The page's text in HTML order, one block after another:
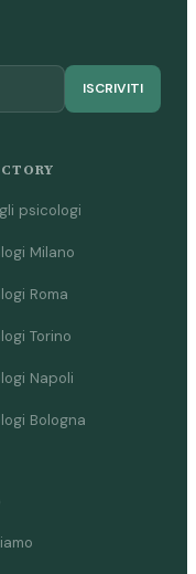
ISCRIVITI
psicologi
Milano
Roma
Torino
Napoli
Bologna